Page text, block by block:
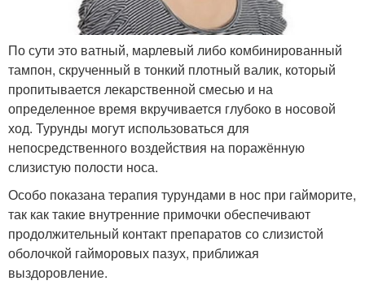
По сути это ватный, марлевый либо комбинированный
тампон, скрученный в тонкий плотный валик, который
пропитывается лекарственной смесью и на
определенное время вкручивается глубоко в носовой
ход. Турунды могут использоваться для
непосредственного воздействия на поражённую
слизистую полости носа.
Особо показана терапия турундами в нос при гайморите,
так как такие внутренние примочки обеспечивают
продолжительный контакт препаратов со слизистой
оболочкой гайморовых пазух, приближая
выздоровление.